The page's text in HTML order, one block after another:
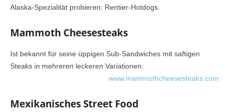
Alaska-Spezialität probieren: Rentier-Hotdogs.
Mammoth Cheesesteaks
Ist bekannt für seine üppigen Sub-Sandwiches mit saftigen
Steaks in mehreren leckeren Variationen.
www.mammothcheesesteaks.com
Mexikanisches Street Food